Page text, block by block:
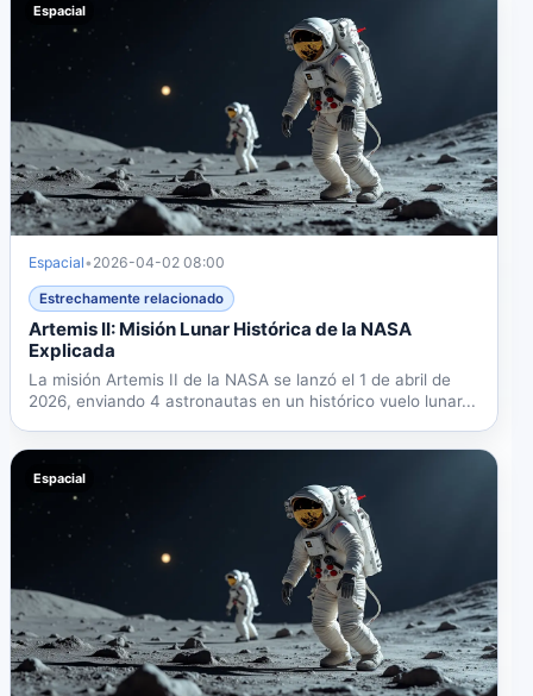
Espacial
Espacial• 2026-04-02 08:00
Estrechamente relacionado
Artemis II: Misión Lunar Histórica de la NASA
Explicada
La misión Artemis II de la NASA se lanzó el 1 de abril de
2026, enviando 4 astronautas en un histórico vuelo lunar...
Espacial